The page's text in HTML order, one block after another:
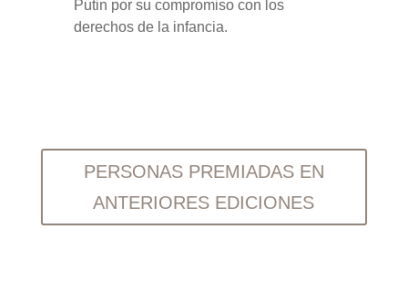
Putin por su compromiso con los
derechos de la infancia.
PERSONAS PREMIADAS EN
ANTERIORES EDICIONES